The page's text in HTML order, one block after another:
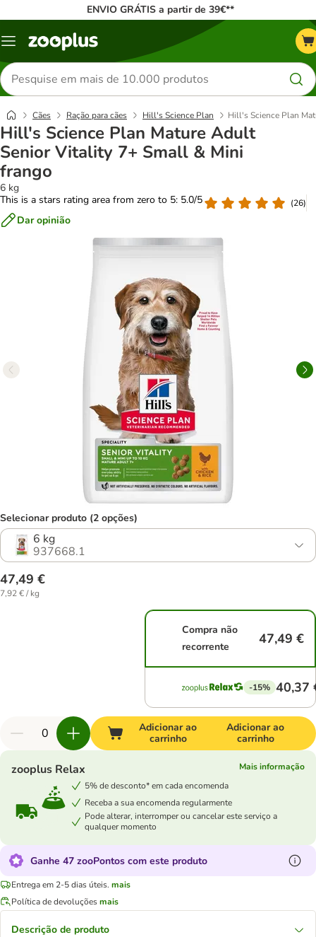
ENVIO GRÁTIS a partir de 39€**
Menu
Pesquisar
produtos
Cães Ração para cães Hill's Science Plan Hill's Science Plan
Hill's Science Plan Mature Adult
Senior Vitality 7+ Small & Mini
frango
6 kg
This is a stars rating area from zero to 5: 5.0/5
(26)
Dar opinião
Selecionar produto (2 opções)
6 kg
937668.1
47,49 €
7,92 € / kg
Compra não
recorrente
47,49 €
-15% 40,37
Adicionar ao
carrinho
Adicionar ao
carrinho
zooplus Relax
Mais informação
5% de desconto* em cada encomenda
Receba a sua encomenda regularmente
Pode alterar, interromper ou cancelar este serviço a
qualquer momento
Ganhe 47 zooPontos com este produto
Entrega em 2-5 dias úteis. mais
Política de devoluçõesmais
Descrição de produto